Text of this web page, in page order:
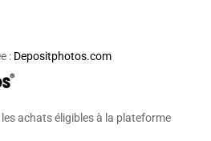
: Depositphotos.com
achats éligibles à la plateforme